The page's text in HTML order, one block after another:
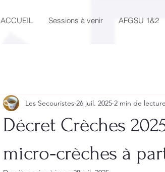
ACCUEIL Sessions à venir AFGSU 1&2
Décret Crèches
micro‑crèches à
Les Secouristes 26 juil. 2025 2 min de lecture